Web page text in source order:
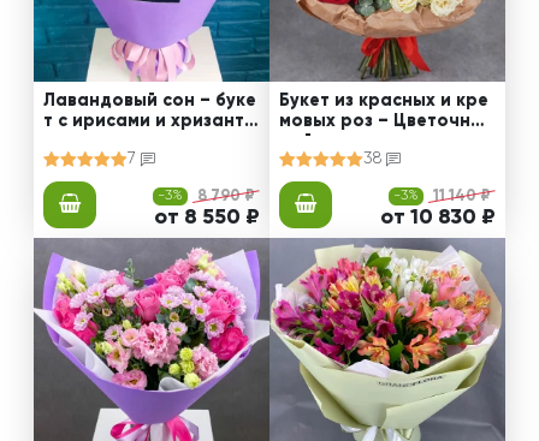
Лавандовый сон – буке
т с ирисами и хризанте
7
-3% 8 790 ₽
от 8 550 ₽
Букет из красных и кре
мовых роз – Цветочный
38
-3% 11 140 ₽
от 10 830 ₽